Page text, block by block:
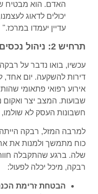
האדם. הוא מבטיח
יכולים לדאוג
עדיין יעמדו במרכז."
תרחיש 2: ניהול נכסים בזמן משבר רפואי
עכשיו, בואו נדבר על
דירות להשקעה. יום
אירוע רפואי פתאומי
שבועות. המצב יצר ואקום
חשבונות העסק לא
למרבה המזל, רבקה
כוח מתמשך ולמנות את
שלה. ברגע שהתקבלה
רבקה, מיכל יכלה לפעול:
הבטחת זרימת